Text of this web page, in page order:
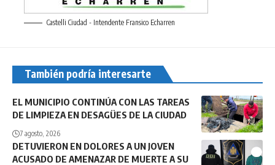
Castelli Ciudad - Intendente Fransico Echarren
También podría interesarte
EL MUNICIPIO CONTINÚA CON LAS TAREAS
DE LIMPIEZA EN DESAGÜES DE LA CIUDAD
7 agosto, 2026
DETUVIERON EN DOLORES A UN JOVEN
ACUSADO DE AMENAZAR DE MUERTE A SU